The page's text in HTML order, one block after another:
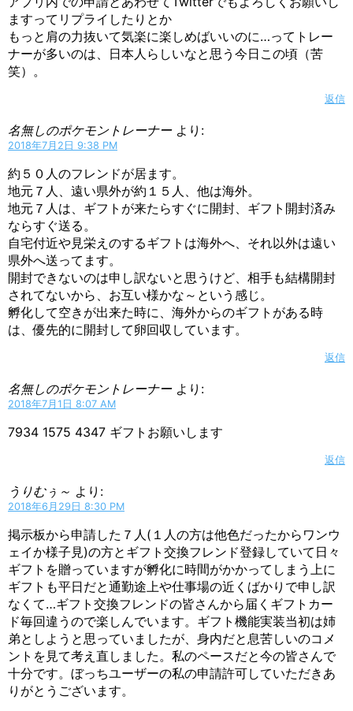
ますってリプライしたりとか
もっと肩の力抜いて気楽に楽しめばいいのに…ってトレー
ナーが多いのは、日本人らしいなと思う今日この頃（苦
笑）。
返信
名無しのポケモントレーナー より:
2018年7月2日 9:38 PM
約５０人のフレンドが居ます。
地元７人、遠い県外が約１５人、他は海外。
地元７人は、ギフトが来たらすぐに開封、ギフト開封済み
ならすぐ送る。
自宅付近や見栄えのするギフトは海外へ、それ以外は遠い
県外へ送ってます。
開封できないのは申し訳ないと思うけど、相手も結構開封
されてないから、お互い様かな～という感じ。
孵化して空きが出来た時に、海外からのギフトがある時
は、優先的に開封して卵回収しています。
返信
名無しのポケモントレーナー より:
2018年7月1日 8:07 AM
7934 1575 4347 ギフトお願いします
返信
うりむぅ～ より:
2018年6月29日 8:30 PM
掲示板から申請した７人(１人の方は他色だったからワンウ
ェイか様子見)の方とギフト交換フレンド登録していて日々
ギフトを贈っていますが孵化に時間がかかってしまう上に
ギフトも平日だと通勤途上や仕事場の近くばかりで申し訳
なくて…ギフト交換フレンドの皆さんから届くギフトカー
ド毎回違うので楽しんでいます。ギフト機能実装当初は姉
弟としようと思っていましたが、身内だと息苦しいのコメ
ントを見て考え直しました。私のペースだと今の皆さんで
十分です。ぼっちユーザーの私の申請許可していただきあ
りがとうございます。